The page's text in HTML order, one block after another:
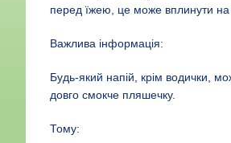
перед їжею, це може вплинути на
Важлива інформація:
Будь-який напій, крім водички,
довго смокче пляшечку.
Тому: